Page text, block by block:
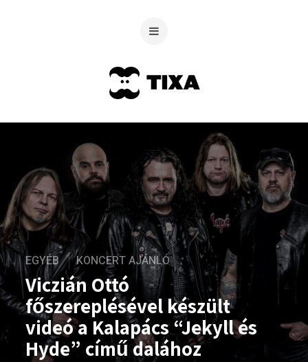
EGYÉB KONCERT AJÁNLÓ
Viczián Ottó
főszereplésével készült
videó a Kalapács “Jekyll és
Hyde” című dalához